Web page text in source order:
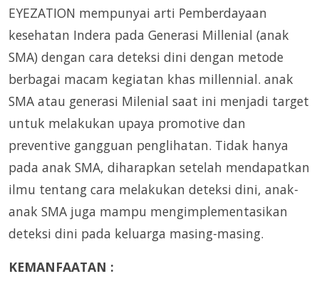
EYEZATION mempunyai arti Pemberdayaan
kesehatan Indera pada Generasi Millenial (anak
SMA) dengan cara deteksi dini dengan metode
berbagai macam kegiatan khas millennial. anak
SMA atau generasi Milenial saat ini menjadi target
untuk melakukan upaya promotive dan
preventive gangguan penglihatan. Tidak hanya
pada anak SMA, diharapkan setelah mendapatkan
ilmu tentang cara melakukan deteksi dini, anak-
anak SMA juga mampu mengimplementasikan
deteksi dini pada keluarga masing-masing.
KEMANFAATAN :